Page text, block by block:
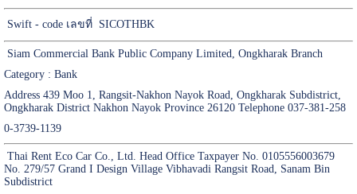
Swift - code เลขที่ SICOTHBK
Siam Commercial Bank Public Company Limited, Ongkharak Branch
Category : Bank
Address 439 Moo 1, Rangsit-Nakhon Nayok Road, Ongkharak Subdistrict,
Ongkharak District Nakhon Nayok Province 26120 Telephone 037-381-258
0-3739-1139
Thai Rent Eco Car Co., Ltd. Head Office Taxpayer No. 0105556003679
No. 279/57 Grand I Design Village Vibhavadi Rangsit Road, Sanam Bin
Subdistrict